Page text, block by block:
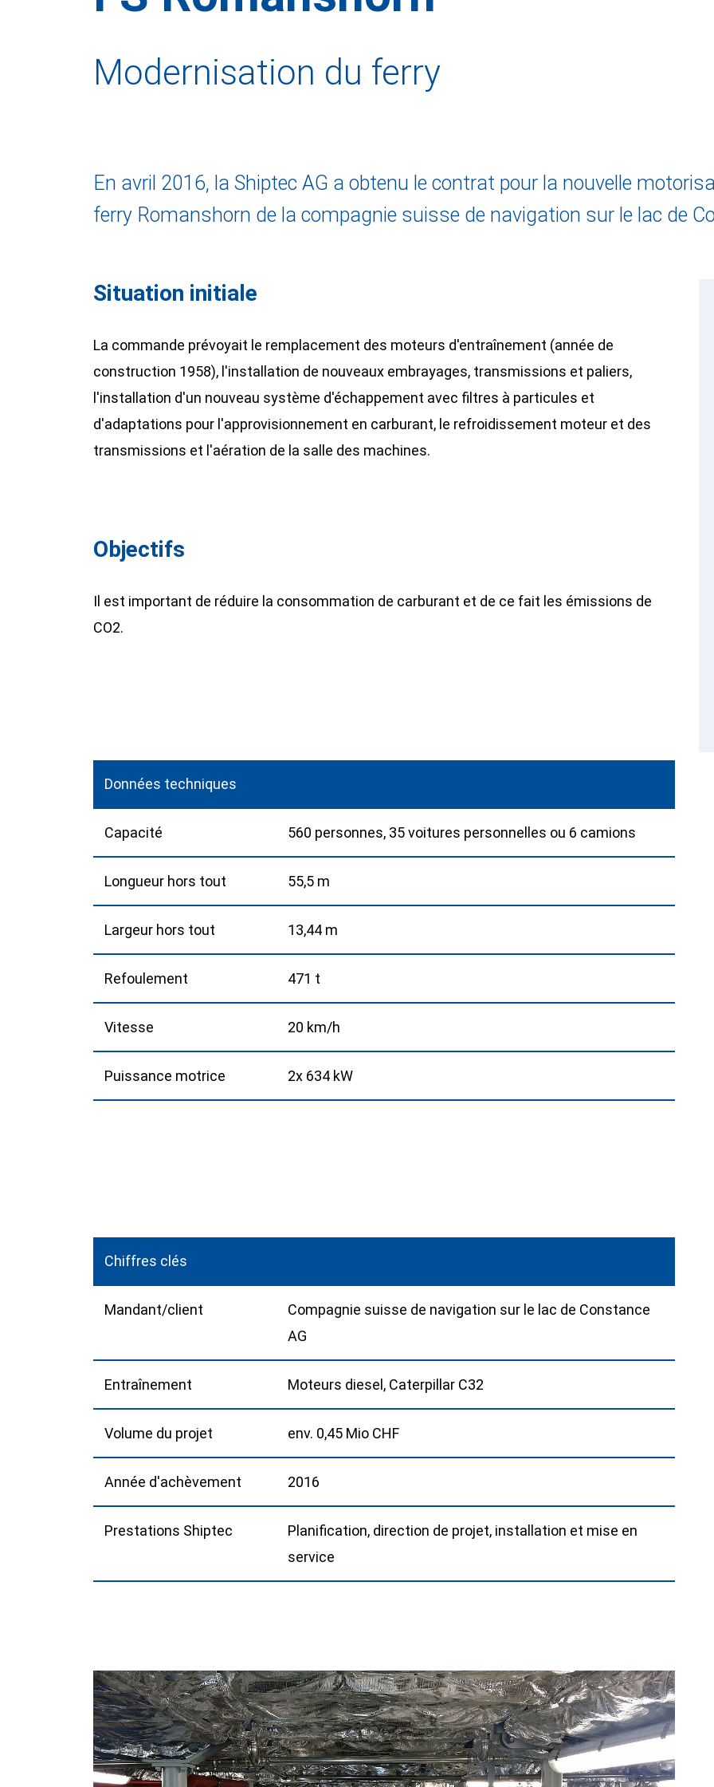
Modernisation du ferry
En avril 2016, la Shiptec AG a obtenu le contrat pour la nouvelle
ferry Romanshorn de la compagnie suisse de navigation sur le lac de
Situation initiale
La commande prévoyait le remplacement des moteurs d'entraînement (année de
construction 1958), l'installation de nouveaux embrayages, transmissions et paliers,
l'installation d'un nouveau système d'échappement avec filtres à particules et
d'adaptations pour l'approvisionnement en carburant, le refroidissement moteur et des
transmissions et l'aération de la salle des machines.
Objectifs
Il est important de réduire la consommation de carburant et de ce fait les émissions de
CO2.
Données techniques
Capacité 560 personnes, 35 voitures personnelles ou 6 camions
Longueur hors tout 55,5 m
Largeur hors tout 13,44 m
Refoulement 471 t
Vitesse 20 km/h
Puissance motrice 2x 634 kW
Chiffres clés
Mandant/client
Compagnie suisse de navigation sur le lac de Constance
AG
Entraînement Moteurs diesel, Caterpillar C32
Volume du projet env. 0,45 Mio CHF
Année d'achèvement 2016
Prestations Shiptec
Planification, direction de projet, installation et mise en
service